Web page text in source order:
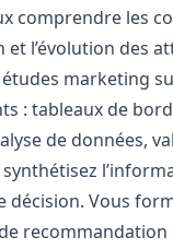
comprendre les
l’évolution des
marketing
: tableaux de
de données,
décision. Vous
recommandation